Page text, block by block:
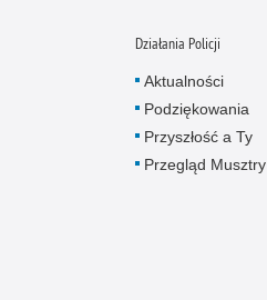
Działania Policji
Aktualności
Podziękowania
Przyszłość a Ty
Przegląd Musztry